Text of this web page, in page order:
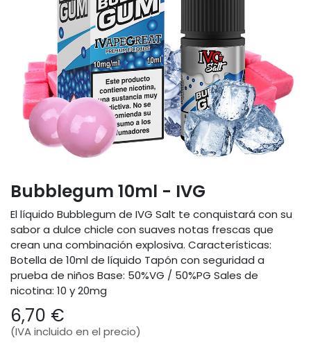
Bubblegum 10ml - IVG
El líquido Bubblegum de IVG Salt te conquistará con su
sabor a dulce chicle con suaves notas frescas que
crean una combinación explosiva. Características:
Botella de 10ml de líquido Tapón con seguridad a
prueba de niños Base: 50%VG / 50%PG Sales de
nicotina: 10 y 20mg
6,70 €
(IVA incluido en el precio)